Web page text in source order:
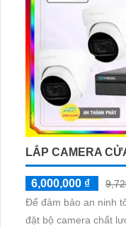
LẮP CAMERA
6,000,000 ₫
Để đảm bảo an ninh
đặt bộ camera chất lượng là